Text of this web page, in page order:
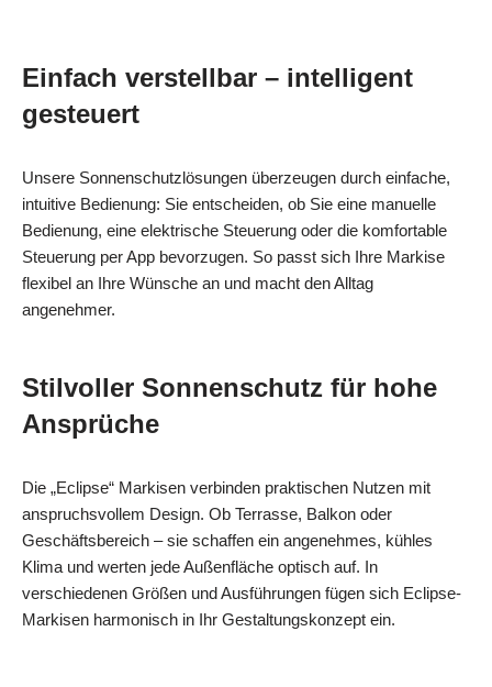
Einfach verstellbar – intelligent
gesteuert
Unsere Sonnenschutzlösungen überzeugen durch einfache,
intuitive Bedienung: Sie entscheiden, ob Sie eine manuelle
Bedienung, eine elektrische Steuerung oder die komfortable
Steuerung per App bevorzugen. So passt sich Ihre Markise
flexibel an Ihre Wünsche an und macht den Alltag
angenehmer.
Stilvoller Sonnenschutz für hohe
Ansprüche
Die „Eclipse“ Markisen verbinden praktischen Nutzen mit
anspruchsvollem Design. Ob Terrasse, Balkon oder
Geschäftsbereich – sie schaffen ein angenehmes, kühles
Klima und werten jede Außenfläche optisch auf. In
verschiedenen Größen und Ausführungen fügen sich Eclipse-
Markisen harmonisch in Ihr Gestaltungs­konzept ein.